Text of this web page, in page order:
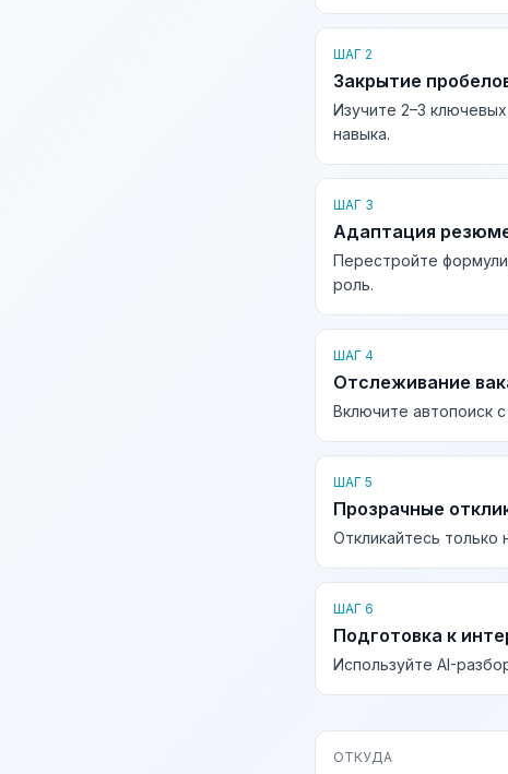
ШАГ 2
Закрытие
Изучите 2–3
навыка.
ШАГ 3
Адаптация
Перестройте
роль.
ШАГ 4
Отслеживание
Включите автопоиск
ШАГ 5
Прозрачные
Откликайтесь только
ШАГ 6
Подготовка к
Используйте AI-
ОТКУДА